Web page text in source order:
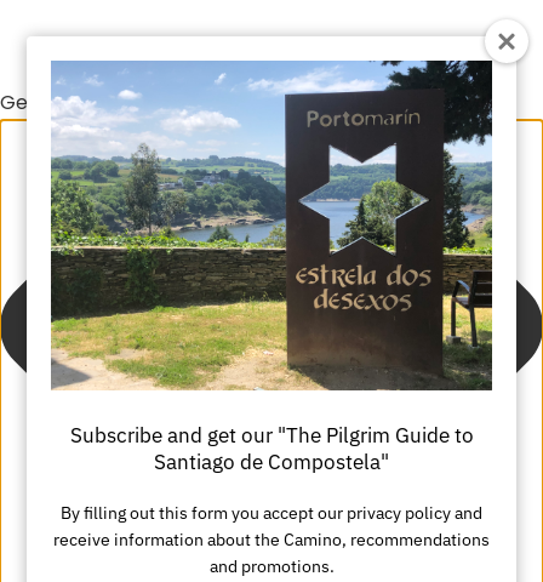
Gestionar el consentimiento de las cookies
Subscribe and get our "The Pilgrim Guide to
Santiago de Compostela"
By filling out this form you accept our privacy policy and
receive information about the Camino, recommendations
and promotions.